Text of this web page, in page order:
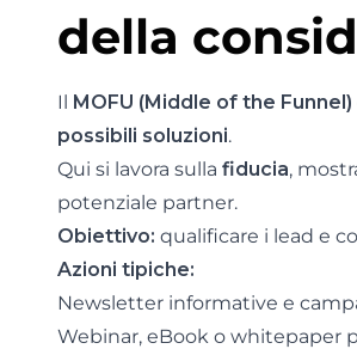
della
Il MOFU (Middle of the Funnel)
possibili soluzioni.
Qui si lavora sulla fiducia,
potenziale partner.
Obiettivo: qualificare i lead e
Azioni tipiche:
Newsletter informative e
Webinar, eBook o whitepaper